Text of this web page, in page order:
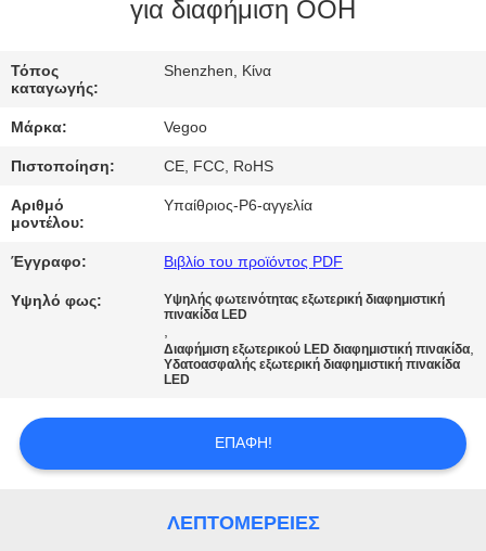
ΕΡΓΟΣΤΑΣΊΟΥ
ΈΛΕΓΧΟΣ
ΠΟΙΌΤΗΤΑΣ
ΕΠΙΚΟΙΝΩΝΉΣΤΕ
ΜΑΖΊ
ΜΑΣ
ΕΙΔΉΣΕΙΣ
ΜΙΑ
ΠΡΟΣΦΟΡΆ
για διαφήμιση OOH
Τόπος
καταγωγής:
Shenzhen, Κίνα
Μάρκα: Vegoo
Πιστοποίηση: CE, FCC, RoHS
Αριθμό
μοντέλου:
Υπαίθριος-P6-αγγελία
Έγγραφο: Βιβλίο του προϊόντος PDF
Υψηλό φως:
Υψηλής φωτεινότητας εξωτερική διαφημιστική
πινακίδα LED
,
Διαφήμιση εξωτερικού LED διαφημιστική πινακίδα,
Υδατοασφαλής εξωτερική διαφημιστική πινακίδα
LED
ΕΠΑΦΉ!
ΛΕΠΤΟΜΈΡΕΙΕΣ